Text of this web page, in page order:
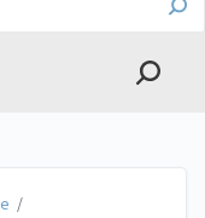
English
/